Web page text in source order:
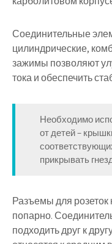
Соединительные
цилиндрические,
зажимы позволяют
тока и обеспечить
Необходимо
от детей –
прикрывать
Разъемы для
попарно.
подходить друг к